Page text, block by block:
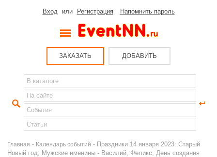
Вход или Регистрация Напомнить пароль
ЗАКАЗАТЬ ДОБАВИТЬ
Главная - Календарь событий - Праздники 14 января 2023: Старый
Новый год; Мужские именины - Василий, Феликс; День создания